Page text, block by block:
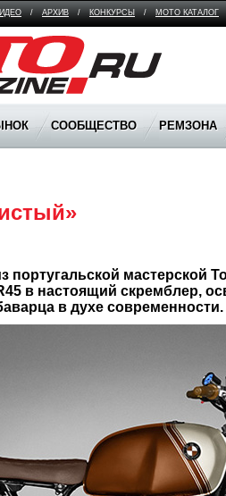
/ АРХИВ / КОНКУРСЫ / МОТО КАТАЛОГ
СООБЩЕСТВО РЕМЗОНА
португальской мастерской
в настоящий скремблер,
в духе современности.